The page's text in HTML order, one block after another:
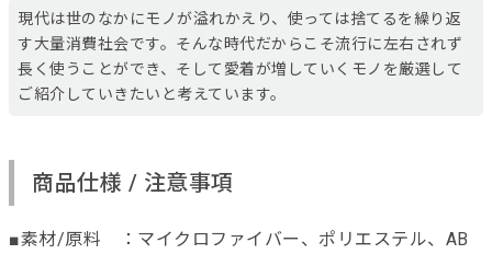
現代は世のなかにモノが溢れかえり、使っては捨てるを繰り返
す大量消費社会です。そんな時代だからこそ流行に左右されず
長く使うことができ、そして愛着が増していくモノを厳選して
ご紹介していきたいと考えています。
商品仕様 / 注意事項
■素材/原料 ：マイクロファイバー、ポリエステル、AB